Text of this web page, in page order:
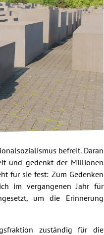
befreit. Daran
und gedenkt der Millionen
für sie fest: Zum Gedenken
im vergangenen Jahr für
um die Erinnerung
zuständig für die